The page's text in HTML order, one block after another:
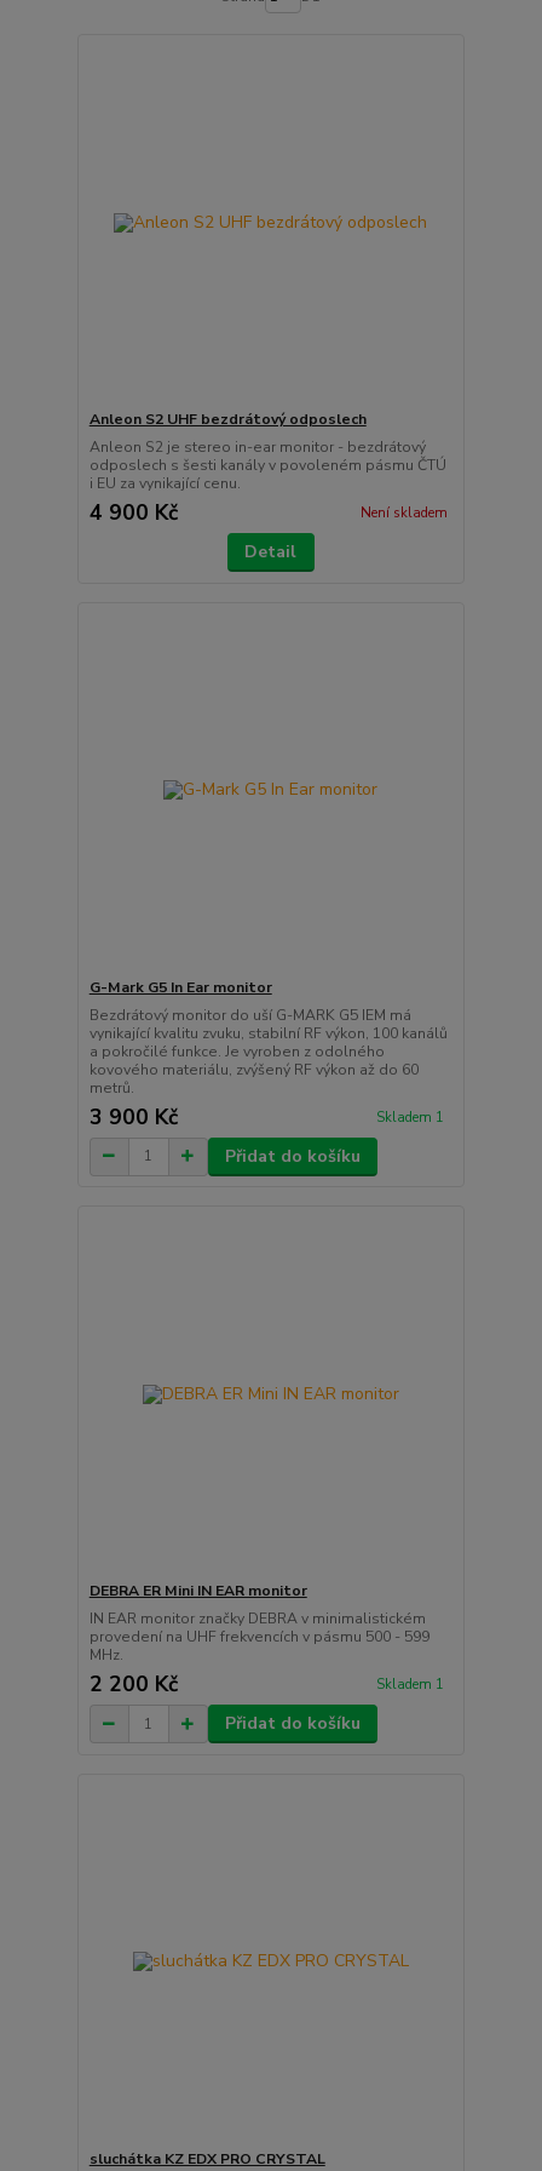
Anleon S2 UHF bezdrátový odposlech
Anleon S2 je stereo in-ear monitor - bezdrátový
odposlech s šesti kanály v povoleném pásmu ČTÚ
i EU za vynikající cenu.
4 900 Kč Není skladem
Detail
G-Mark G5 In Ear monitor
Bezdrátový monitor do uší G-MARK G5 IEM má
vynikající kvalitu zvuku, stabilní RF výkon, 100 kanálů
a pokročilé funkce. Je vyroben z odolného
kovového materiálu, zvýšený RF výkon až do 60
metrů.
3 900 Kč Skladem 1
Přidat do košíku
DEBRA ER Mini IN EAR monitor
IN EAR monitor značky DEBRA v minimalistickém
provedení na UHF frekvencích v pásmu 500 - 599
MHz.
2 200 Kč Skladem 1
Přidat do košíku
sluchátka KZ EDX PRO CRYSTAL